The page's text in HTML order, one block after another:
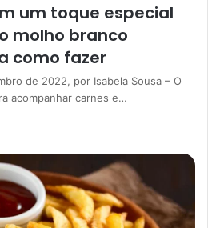
um toque especial
molho branco
como fazer
de 2022, por Isabela Sousa – O
acompanhar carnes e…